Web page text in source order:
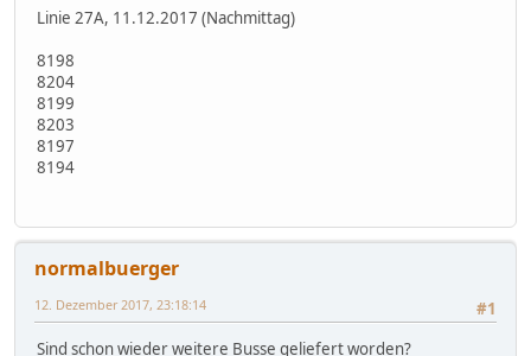
Linie 27A, 11.12.2017 (Nachmittag)
8198
8204
8199
8203
8197
8194
normalbuerger
#1
12. Dezember 2017, 23:18:14
Sind schon wieder weitere Busse geliefert worden?